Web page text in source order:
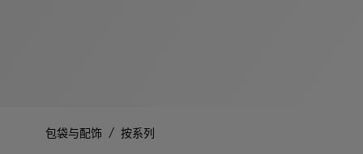
包袋与配饰 / 按系列